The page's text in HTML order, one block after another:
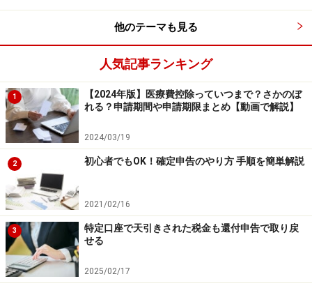
医療費控除の明細書
（国税庁HPより）
領収書の情報をすべて書き写さなければな
らないのか？
医療費控除の明細書を見てみると、2医療費（上記1以
外）の明細という欄があります。ここに医療費の領収書
からの情報を記載することになります。
他のテーマも見る
人気記事ランキング
1
【2024年版】医療費控除っていつまで？さかのぼ
れる？申請期間や申請期限まとめ【動画で解説】
2024/03/19
2 初心者でもOK！確定申告のやり方 手順を簡単解説
2021/02/16
3
特定口座で天引きされた税金も還付申告で取り戻
せる
2025/02/17